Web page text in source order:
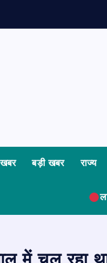
खबर बड़ी खबर राज्य